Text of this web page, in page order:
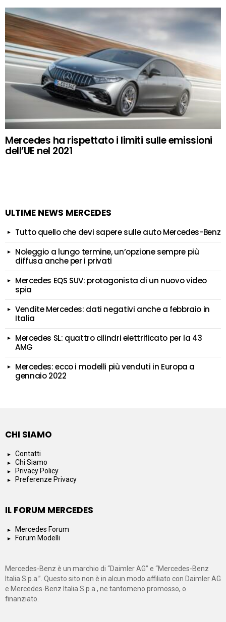
Mercedes ha rispettato i limiti sulle emissioni
dell’UE nel 2021
ULTIME NEWS MERCEDES
Tutto quello che devi sapere sulle auto Mercedes-Benz
Noleggio a lungo termine, un’opzione sempre più
diffusa anche per i privati
Mercedes EQS SUV: protagonista di un nuovo video
spia
Vendite Mercedes: dati negativi anche a febbraio in
Italia
Mercedes SL: quattro cilindri elettrificato per la 43
AMG
Mercedes: ecco i modelli più venduti in Europa a
gennaio 2022
CHI SIAMO
Contatti
Chi Siamo
Privacy Policy
Preferenze Privacy
IL FORUM MERCEDES
Mercedes Forum
Forum Modelli
Mercedes-Benz è un marchio di “Daimler AG” e “Mercedes-Benz
Italia S.p.a.”. Questo sito non è in alcun modo affiliato con Daimler AG
e Mercedes-Benz Italia S.p.a., ne tantomeno promosso, o
finanziato.